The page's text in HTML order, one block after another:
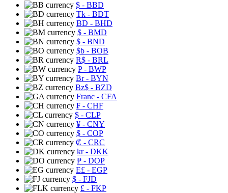
$ - BBD
Tk - BDT
BD - BHD
$ - BMD
$ - BND
$b - BOB
R$ - BRL
P- BWP
Br- BYN
Bz$ - BZD
Franc - CFA
₣ - CHF
$ - CLP
¥ - CNY
$ - COP
₡ - CRC
kr- DKK
₱ - DOP
E£ - EGP
$ - FJD
£ - FKP